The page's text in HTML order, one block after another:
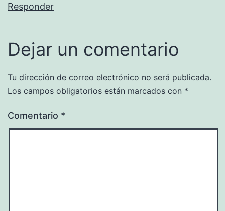
Responder
Dejar un comentario
Tu dirección de correo electrónico no será publicada.
Los campos obligatorios están marcados con *
Comentario *